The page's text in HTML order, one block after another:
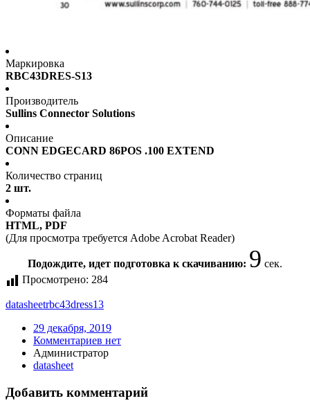
Маркировка
RBC43DRES-S13
Производитель
Sullins Connector Solutions
Описание
CONN EDGECARD 86POS .100 EXTEND
Количество страниц
2 шт.
Форматы файла
HTML, PDF
(Для просмотра требуется Adobe Acrobat Reader)
Подождите, идет подготовка к скачиванию: 9 сек.
Просмотрено: 284
datasheetrbc43dress13
29 декабря, 2019
Комментариев нет
Администратор
datasheet
Добавить комментарий